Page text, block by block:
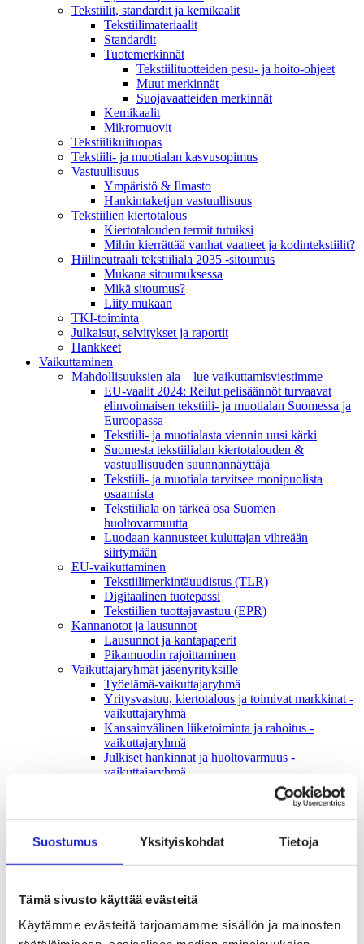
Suostumus Yksityiskohdat Tietoja
Tämä sivusto käyttää evästeitä
Käytämme evästeitä tarjoamamme sisällön ja mainosten
Tekstiilit, standardit ja kemikaalit
Tekstiilimateriaalit
Standardit
Tuotemerkinnät
Tekstiilituotteiden pesu- ja hoito-ohjeet
Muut merkinnät
Suojavaatteiden merkinnät
Kemikaalit
Mikromuovit
Tekstiilikuitu­opas
Tekstiili- ja muotialan kasvusopimus
Vastuullisuus
Ympäristö & Ilmasto
Hankintaketjun vastuullisuus
Tekstiilien kiertotalous
Kiertotalouden termit tutuiksi
Mihin kierrättää vanhat vaatteet ja kodintekstiilit?
Hiilineutraali tekstiiliala 2035 -sitoumus
Mukana sitoumuksessa
Mikä sitoumus?
Liity mukaan
TKI-toiminta
Julkaisut, selvitykset ja raportit
Hankkeet
Vaikuttaminen
Mahdollisuuksien ala – lue vaikuttamis­viestimme
EU-vaalit 2024: Reilut pelisäännöt turvaavat
elinvoimaisen tekstiili- ja muotialan Suomessa ja
Euroopassa
Tekstiili- ja muotialasta viennin uusi kärki
Suomesta tekstiilialan kiertotalouden &
vastuullisuuden suunnannäyttäjä
Tekstiili- ja muotiala tarvitsee monipuolista
osaamista
Tekstiiliala on tärkeä osa Suomen
huoltovarmuutta
Luodaan kannusteet kuluttajan vihreään
siirtymään
EU-vaikuttaminen
Tekstiilimerkintäuudistus (TLR)
Digitaalinen tuotepassi
Tekstiilien tuottajavastuu (EPR)
Kannanotot ja lausunnot
Lausunnot ja kantapaperit
Pikamuodin rajoittaminen
Vaikuttajaryhmät jäsenyrityksille
Työelämä-vaikuttajaryhmä
Yritysvastuu, kiertotalous ja toimivat markkinat -
vaikuttajaryhmä
Kansainvälinen liiketoiminta ja rahoitus -
vaikuttajaryhmä
Julkiset hankinnat ja huoltovarmuus -
vaikuttajaryhmä
Kestävä tuotepolitiikka​ -vaikuttajaryhmä
Osaaminen ja vetovoima -vaikuttajaryhmä
Liity varsinaiseksi jäseneksi
Liiton hallitus
Liiton henkilöstö & yhteystiedot
Liiton strategia